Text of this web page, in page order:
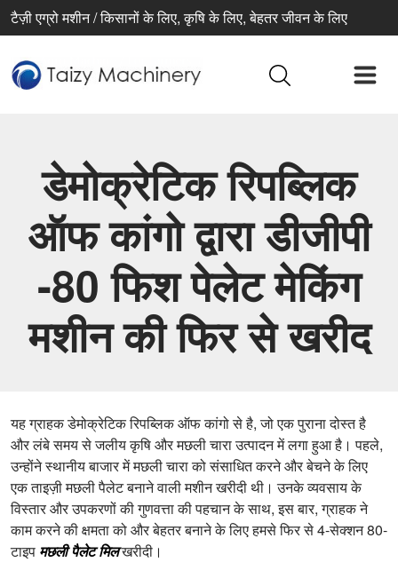
टैज़ी एग्रो मशीन / किसानों के लिए, कृषि के लिए, बेहतर जीवन के लिए
डेमोक्रेटिक रिपब्लिक
ऑफ कांगो द्वारा डीजीपी
-80 फिश पेलेट मेकिंग
मशीन की फिर से खरीद
यह ग्राहक डेमोक्रेटिक रिपब्लिक ऑफ कांगो से है, जो एक पुराना दोस्त है
और लंबे समय से जलीय कृषि और मछली चारा उत्पादन में लगा हुआ है। पहले,
उन्होंने स्थानीय बाजार में मछली चारा को संसाधित करने और बेचने के लिए
एक ताइज़ी मछली पैलेट बनाने वाली मशीन खरीदी थी। उनके व्यवसाय के
विस्तार और उपकरणों की गुणवत्ता की पहचान के साथ, इस बार, ग्राहक ने
काम करने की क्षमता को और बेहतर बनाने के लिए हमसे फिर से 4-सेक्शन 80-
टाइप मछली पैलेट मिलखरीदी।